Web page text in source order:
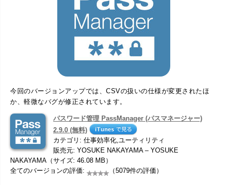
今回のバージョンアップでは、CSVの扱いの仕様が変更されたほ
か、軽微なバグが修正されています。
パスワード管理 PassManager (パスマネージャー)
2.9.0 (無料)
カテゴリ: 仕事効率化,ユーティリティ
販売元: YOSUKE NAKAYAMA – YOSUKE
NAKAYAMA（サイズ: 46.08 MB）
全てのバージョンの評価:
（5079件の評価）